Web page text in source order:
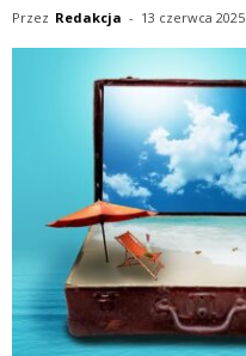
Przez Redakcja - 13 czerwca 2025